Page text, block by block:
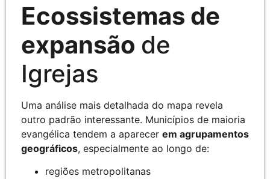
Ecossistemas de
expansão de
Igrejas
Uma análise mais detalhada do mapa revela
outro padrão interessante. Municípios de maioria
evangélica tendem a aparecer em agrupamentos
geográficos, especialmente ao longo de:
regiões metropolitanas